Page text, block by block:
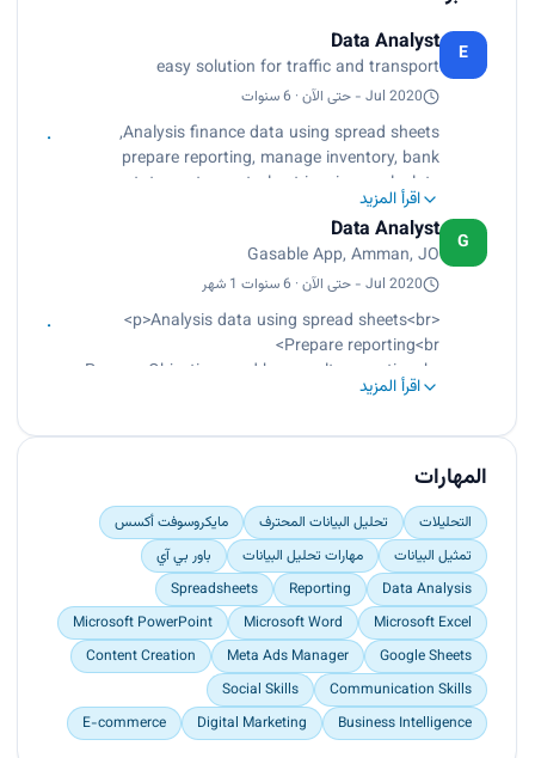
E
Data Analyst
easy solution for traffic and transport
Jul 2020 - حتى الآن · 6 سنوات
Analysis finance data using spread sheets,
prepare reporting, manage inventory, bank
statements, control vat invoices, calculate
collection using excel formulas, manage cash
flow, Objectives and key results reporting,
manage and calculating salaries, calculate
cost and budget, prepare dashboards using
Power BI
Collected data and developed detailed
spreadsheets to identify trends and create
revenue, profitability and expense forecasts.
active and proposed projects
reporting, Objectives and key results reporting,
prepare dashboards using
Power BI.
• Collected data and developed detailed
spreadsheets to create revenue, and profitability.
• Determined risk factors for active and proposed
projects
اقرأ المزيد
G
Data Analyst
Gasable App, Amman, JO
Jul 2020 - حتى الآن · 6 سنوات 1 شهر
<p>Analysis data using spread sheets<br>
Prepare reporting<br>
Prepare Objectives and key results reporting<br>
Prepare dashboards using Power BI<br>
profitability<br>
Determined risk factors for active and proposed
projects</p>
اقرأ المزيد
المهارات
التحليلات تحليل البيانات المحترف
مايكروسوفت أكسس
تمثيل البيانات
مهارات تحليل البيانات
باور بي آي
Data Analysis
Reporting
Spreadsheets
Microsoft Excel
Microsoft Word
Microsoft PowerPoint
Google Sheets
Meta Ads Manager
Content Creation
Communication Skills
Social Skills
Business Intelligence
Digital Marketing
E-commerce